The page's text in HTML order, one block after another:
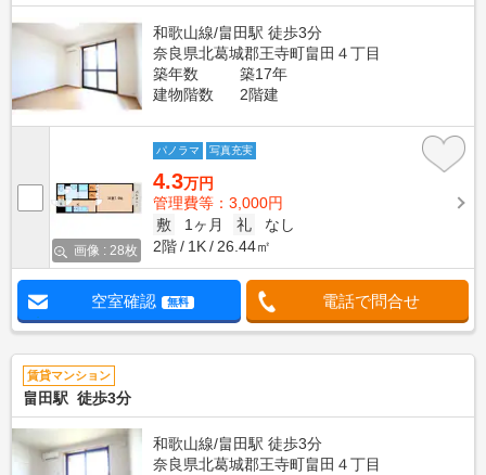
和歌山線/畠田駅 徒歩3分
奈良県北葛城郡王寺町畠田４丁目
築年数
築17年
建物階数
2階建
画像 : 28枚
パノラマ 写真充実
4.3万円
管理費等：3,000円
敷
1ヶ月 礼
なし
2階
1K 26.44㎡
空室確認 無料 電話で問合せ
賃貸マンション
畠田駅 徒歩3分
和歌山線/畠田駅 徒歩3分
奈良県北葛城郡王寺町畠田４丁目